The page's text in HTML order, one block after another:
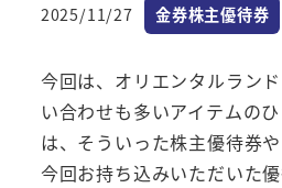
投稿日
2025/11/27 カテゴリー
金券株主優待券
今回は、オリエンタルラン
い合わせも多いアイテムの
は、そういった株主優待券
今回お持ち込みいただいた